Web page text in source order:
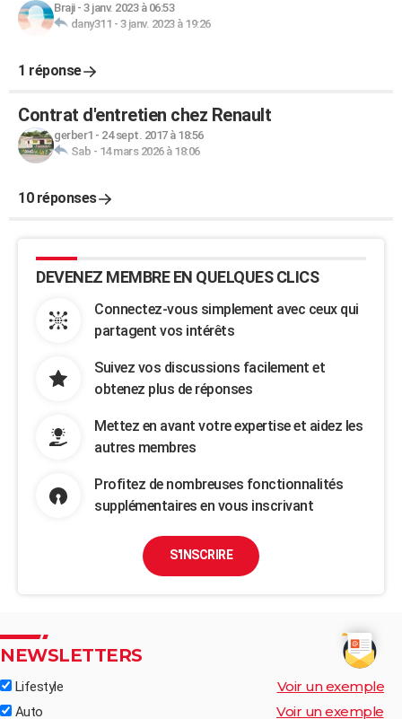
Braji- 3 janv. 2023 à 06:53
dany311 - 3 janv. 2023 à 19:26
1 réponse
Contrat d'entretien chez Renault
gerber1 - 24 sept. 2017 à 18:56
Sab - 14 mars 2026 à 18:06
10 réponses
DEVENEZ MEMBRE EN QUELQUES CLICS
Connectez-vous simplement avec ceux qui
partagent vos intérêts
Suivez vos discussions facilement et
obtenez plus de réponses
Mettez en avant votre expertise et aidez les
autres membres
Profitez de nombreuses fonctionnalités
supplémentaires en vous inscrivant
S'INSCRIRE
NEWSLETTERS
Lifestyle Voir un exemple
Auto Voir un exemple